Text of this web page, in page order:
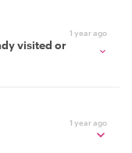
1 year ago
visited or
1 year ago